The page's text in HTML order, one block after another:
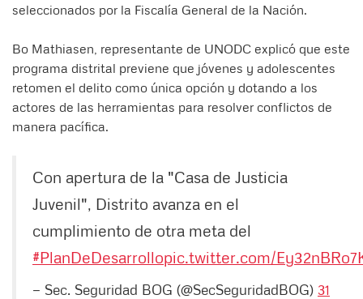
seleccionados por la Fiscalía General de la Nación.
Bo Mathiasen, representante de UNODC explicó que este
programa distrital previene que jóvenes y adolescentes
retomen el delito como única opción y dotando a los
actores de las herramientas para resolver conflictos de
manera pacífica.
Con apertura de la "Casa de Justicia
Juvenil", Distrito avanza en el
cumplimiento de otra meta del
#PlanDeDesarrollopic.twitter.com/
— Sec. Seguridad BOG (@SecSeguridadBOG) 31